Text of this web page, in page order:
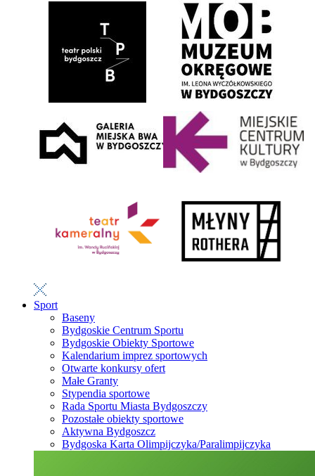
Sport
Baseny
Bydgoskie Centrum Sportu
Bydgoskie Obiekty Sportowe
Kalendarium imprez sportowych
Otwarte konkursy ofert
Małe Granty
Stypendia sportowe
Rada Sportu Miasta Bydgoszczy
Pozostałe obiekty sportowe
Aktywna Bydgoszcz
Bydgoska Karta Olimpijczyka/Paralimpijczyka